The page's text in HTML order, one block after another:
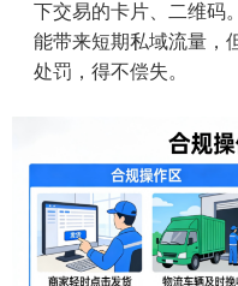
下交易的卡片、二维码。
能带来短期私域流量，
处罚，得不偿失。